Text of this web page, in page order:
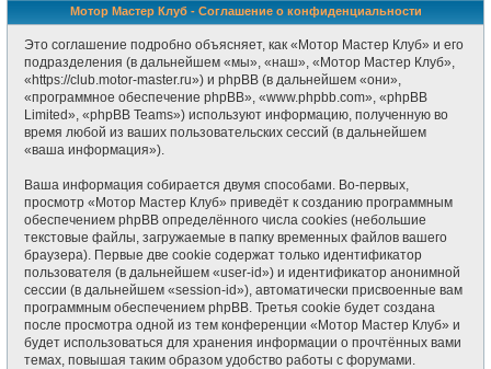
Мотор Мастер Клуб - Соглашение о конфиденциальности
Это соглашение подробно объясняет, как «Мотор Мастер Клуб» и его
подразделения (в дальнейшем «мы», «наш», «Мотор Мастер Клуб»,
«https://club.motor-master.ru») и phpBB (в дальнейшем «они»,
«программное обеспечение phpBB», «www.phpbb.com», «phpBB
Limited», «phpBB Teams») используют информацию, полученную во
время любой из ваших пользовательских сессий (в дальнейшем
«ваша информация»).
Ваша информация собирается двумя способами. Во-первых,
просмотр «Мотор Мастер Клуб» приведёт к созданию программным
обеспечением phpBB определённого числа cookies (небольшие
текстовые файлы, загружаемые в папку временных файлов вашего
браузера). Первые две cookie содержат только идентификатор
пользователя (в дальнейшем «user-id») и идентификатор анонимной
сессии (в дальнейшем «session-id»), автоматически присвоенные вам
программным обеспечением phpBB. Третья cookie будет создана
после просмотра одной из тем конференции «Мотор Мастер Клуб» и
будет использоваться для хранения информации о прочтённых вами
темах, повышая таким образом удобство работы с форумами.